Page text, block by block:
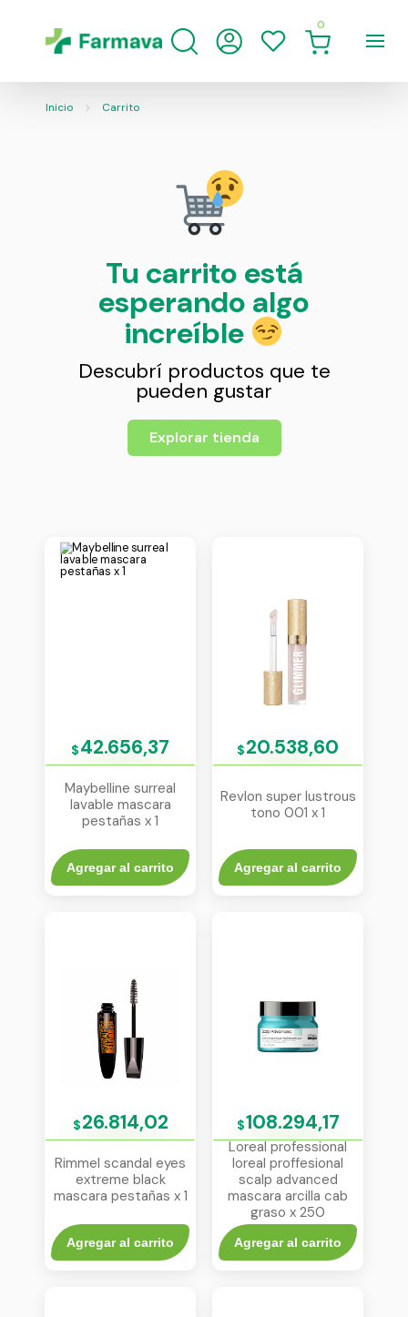
0
Inicio Carrito
Tu carrito está
esperando algo
increíble
Descubrí productos que te
pueden gustar
Explorar tienda
$42.656,37
Maybelline surreal
lavable mascara
pestañas x 1
Agregar al carrito
$20.538,60
Revlon super lustrous
tono 001 x 1
Agregar al carrito
$26.814,02
Rimmel scandal eyes
extreme black
mascara pestañas x 1
Agregar al carrito
$108.294,17
Loreal professional
loreal proffesional
scalp advanced
mascara arcilla cab
graso x 250
Agregar al carrito